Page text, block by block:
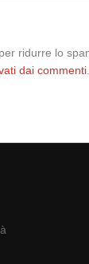
ridurre lo
dai commenti